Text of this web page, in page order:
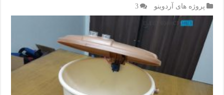
پروژه های آردوینو 3